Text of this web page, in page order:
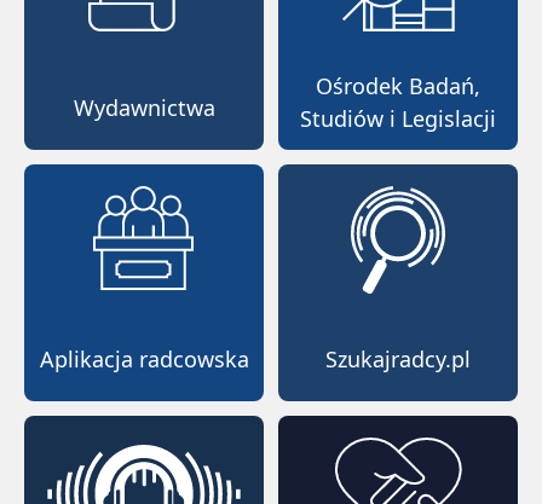
Wydawnictwa
Ośrodek Badań,
Studiów i Legislacji
Aplikacja radcowska Szukajradcy.pl